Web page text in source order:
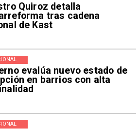
Quiroz detalla
tras cadena
de Kast
evalúa nuevo estado de
en barrios con alta